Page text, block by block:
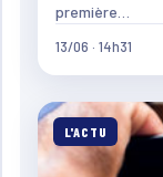
première…
13/06 · 14h31
L'ACTU